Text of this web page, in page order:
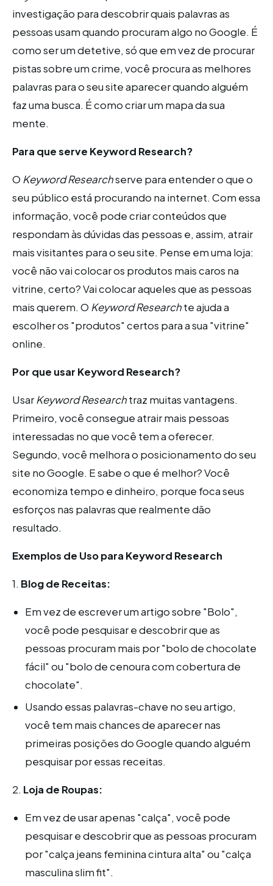
investigação para descobrir quais palavras as
pessoas usam quando procuram algo no Google. É
como ser um detetive, só que em vez de procurar
pistas sobre um crime, você procura as melhores
palavras para o seu site aparecer quando alguém
faz uma busca. É como criar um mapa da sua
mente.
Para que serve Keyword Research?
O Keyword Researchserve para entender o que o
seu público está procurando na internet. Com essa
informação, você pode criar conteúdos que
respondam às dúvidas das pessoas e, assim, atrair
mais visitantes para o seu site. Pense em uma loja:
você não vai colocar os produtos mais caros na
vitrine, certo? Vai colocar aqueles que as pessoas
mais querem. O Keyword Researchte ajuda a
escolher os "produtos" certos para a sua "vitrine"
online.
Por que usar Keyword Research?
UsarKeyword Researchtraz muitas vantagens.
Primeiro, você consegue atrair mais pessoas
interessadas no que você tem a oferecer.
Segundo, você melhora o posicionamento do seu
site no Google. E sabe o que é melhor? Você
economiza tempo e dinheiro, porque foca seus
esforços nas palavras que realmente dão
resultado.
Exemplos de Uso para Keyword Research
1. Blog de Receitas:
Em vez de escrever um artigo sobre "Bolo",
você pode pesquisar e descobrir que as
pessoas procuram mais por "bolo de chocolate
fácil" ou "bolo de cenoura com cobertura de
chocolate".
Usando essas palavras-chave no seu artigo,
você tem mais chances de aparecer nas
primeiras posições do Google quando alguém
pesquisar por essas receitas.
2. Loja de Roupas:
Em vez de usar apenas "calça", você pode
pesquisar e descobrir que as pessoas procuram
por "calça jeans feminina cintura alta" ou "calça
masculina slim fit".